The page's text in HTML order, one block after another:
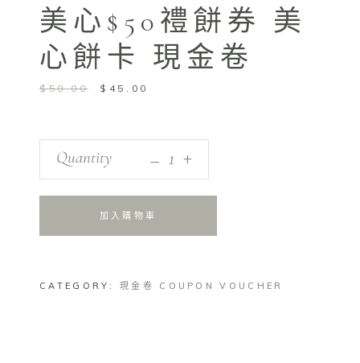
美心$50禮餅券 美
心餅卡 現金卷
$50.00
Original
$50.00.
$ 45.00
$45.00.
美
心
心
Quantity +
加入購物車
CATEGORY:現金卷 COUPON VOUCHER